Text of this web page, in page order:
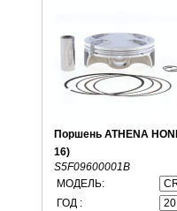
Поршень ATHENA
16)
S5F09600001B
МОДЕЛЬ:
ГОД :